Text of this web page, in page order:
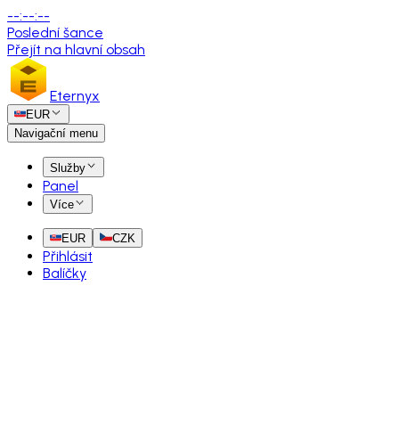
--:--:--
Poslední šance
Přejít na hlavní obsah
Eternyx
EUR
Navigační menu
Služby
Panel
Více
EUR CZK
Přihlásit
Balíčky